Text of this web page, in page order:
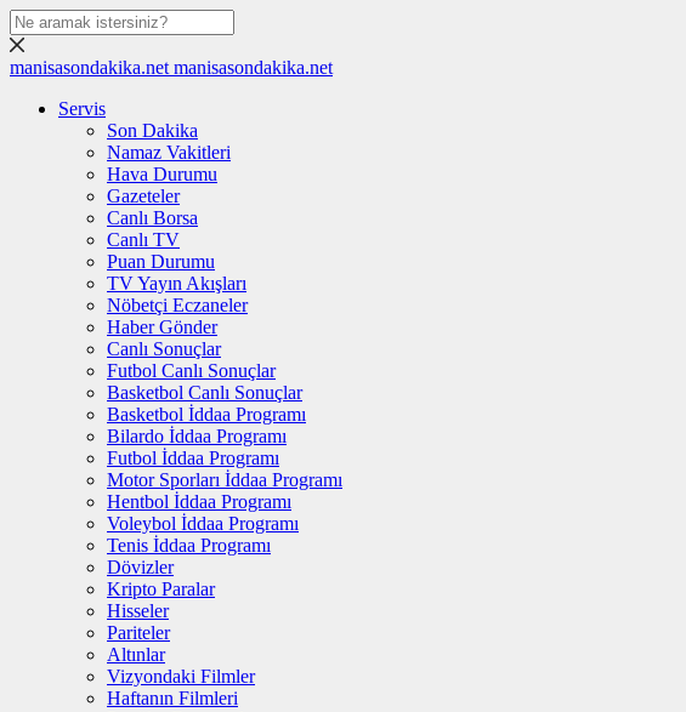
manisasondakika.net manisasondakika.net
Servis
Son Dakika
Namaz Vakitleri
Hava Durumu
Gazeteler
Canlı Borsa
Canlı TV
Puan Durumu
TV Yayın Akışları
Nöbetçi Eczaneler
Haber Gönder
Canlı Sonuçlar
Futbol Canlı Sonuçlar
Basketbol Canlı Sonuçlar
Basketbol İddaa Programı
Bilardo İddaa Programı
Futbol İddaa Programı
Motor Sporları İddaa Programı
Hentbol İddaa Programı
Voleybol İddaa Programı
Tenis İddaa Programı
Dövizler
Kripto Paralar
Hisseler
Pariteler
Altınlar
Vizyondaki Filmler
Haftanın Filmleri